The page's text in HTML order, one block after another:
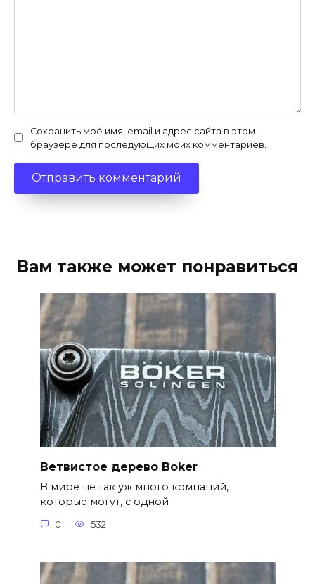
Сохранить моё имя, email и адрес сайта в этом
браузере для последующих моих комментариев.
Вам также может понравиться
Ветвистое дерево Boker
В мире не так уж много компаний,
которые могут, с одной
0 532